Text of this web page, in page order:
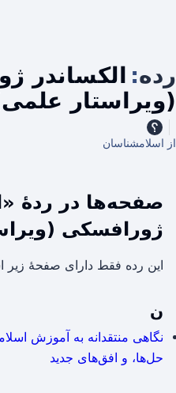
رده: الکساندر
(ویراستار
از اسلامشناسان
صفحه‌ها در ردهٔ
ژورافسکی
این رده فقط دارای صفحهٔ
ن
نگاهی منتقدانه به آموزش
حل‌ها، و افق‌های جدید